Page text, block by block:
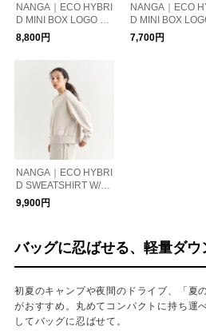
NANGA｜ECO HYBRI
D MINI BOX LOGO KI
DS SWEAT HOODIE
8,800円
NANGA｜ECO
D MINI BOX
DS SWEATSHIRT
7,700円
NANGA｜ECO HYBRI
D SWEATSHIRT W/エ
コハイブリッドスウェ
ットシャツウィメンズ
9,900円
バッグに忍ばせる、軽量ダウ
初夏のキャンプや夜間のドライブ、「夏
がおすすめ。丸めてコンパクトに持ち運
してバッグに忍ばせて。